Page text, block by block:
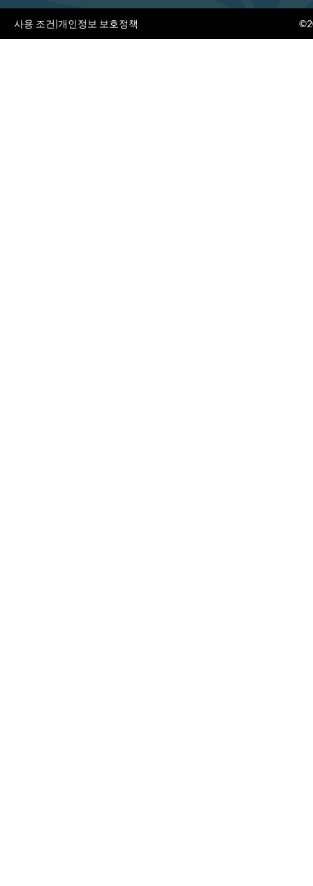
사용 조건|개인정보 보호정책